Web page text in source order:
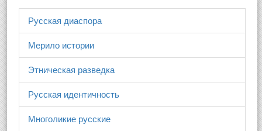
Русская диаспора
Мерило истории
Этническая разведка
Русская идентичность
Многоликие русские